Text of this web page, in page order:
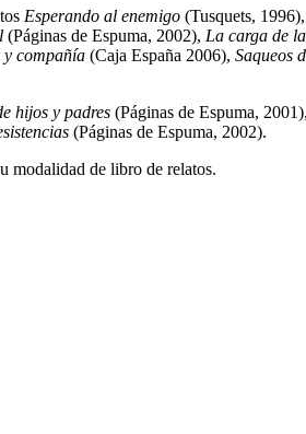
Esperando al enemigo (Tusquets,
(Páginas de Espuma, 2002), La carga de
y compañía (Caja España 2006),Saqueos
hijos y padres (Páginas de Espuma, 2001),
(Páginas de Espuma, 2002).
modalidad de libro de relatos.